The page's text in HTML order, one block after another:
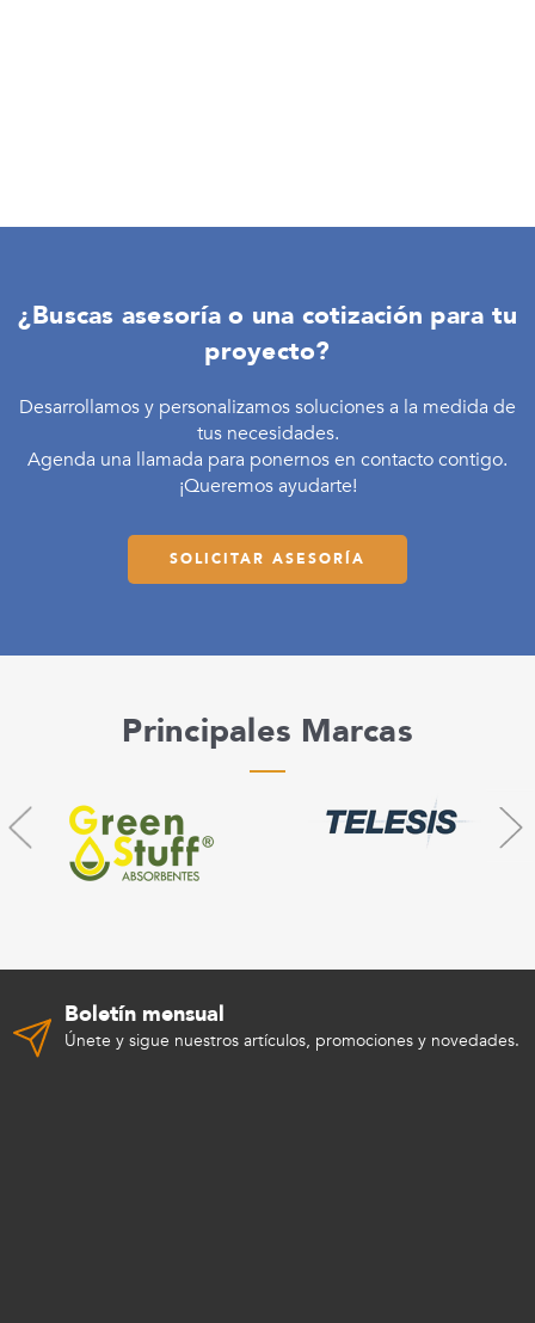
¿Buscas asesoría o una cotización para tu
proyecto?
Desarrollamos y personalizamos soluciones a la medida de
tus necesidades.
Agenda una llamada para ponernos en contacto contigo.
¡Queremos ayudarte!
SOLICITAR ASESORÍA
Principales Marcas
Boletín mensual
Únete y sigue nuestros artículos, promociones y novedades.